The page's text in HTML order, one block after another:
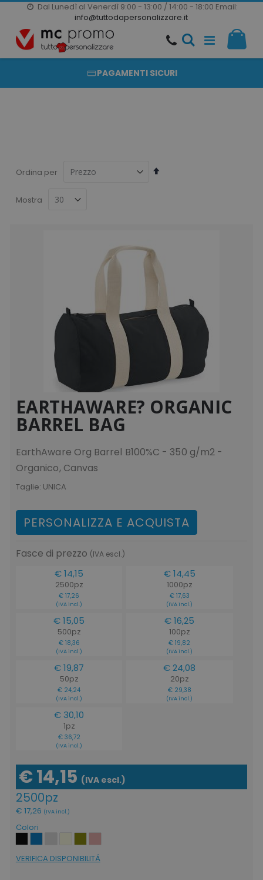
Dal Lunedì al Venerdì 9:00 - 13:00 / 14:00 - 18:00 Email:
info@tuttodapersonalizzare.it
Salta
al
contenuto
20000 PRODOTTI
PRODOTTI COMPLETAMENTE PERSONALIZZABILI
PAGAMENTI SICURI
Ordina per
Mostra
EARTHAWARE? ORGANIC
BARREL BAG
EarthAware Org Barrel B100%C - 350 g/m2 -
Organico, Canvas
Taglie: UNICA
PERSONALIZZA E ACQUISTA
Fasce di prezzo (IVA escl.)
€ 14,15
2500pz
€ 17,26
(IVA incl.)
€ 14,45
1000pz
€ 17,63
(IVA incl.)
€ 15,05
500pz
€ 18,36
(IVA incl.)
€ 16,25
100pz
€ 19,82
(IVA incl.)
€ 19,87
50pz
€ 24,24
(IVA incl.)
€ 24,08
20pz
€ 29,38
(IVA incl.)
€ 30,10
1pz
€ 36,72
(IVA incl.)
€ 14,15 (IVA escl.)
2500pz
€ 17,26 (IVA incl.)
Colori
VERIFICA DISPONIBILITÁ